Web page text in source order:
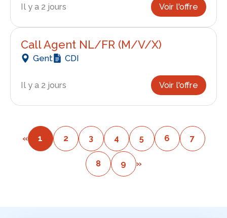
Il y a 2 jours Voir l'offre
Call Agent NL/FR (M/V/X)
Gent CDI
Il y a 2 jours Voir l'offre
« 1 2 3 4 5 6 7
8 9 »